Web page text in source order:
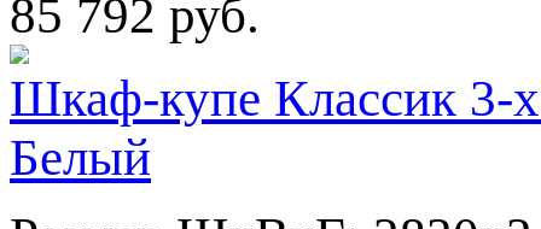
85 792 руб.
Шкаф-купе Классик 3-
Белый